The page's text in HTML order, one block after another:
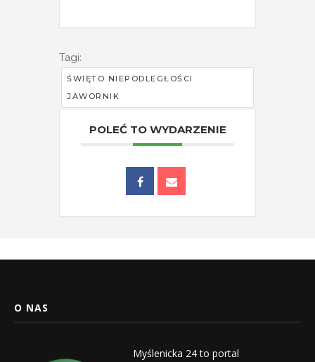
Tagi:
ŚWIĘTO NIEPODLEGŁOŚCI
JAWORNIK
POLEĆ TO WYDARZENIE
O NAS
Myślenicka 24 to portal